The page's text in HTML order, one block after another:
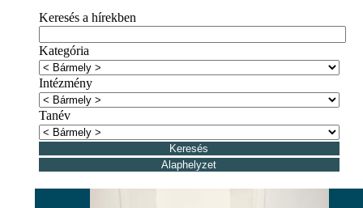
Keresés a hírekben
Kategória
Intézmény
Tanév